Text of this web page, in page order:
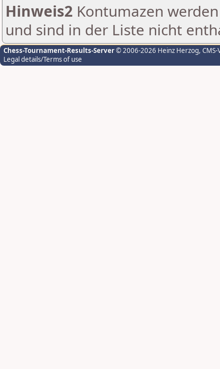
Hinweis2 Kontumazen
und sind in der Liste nicht
Chess-Tournament-Results-Server© 2006-2026 Heinz Herzog,
Legal details/Terms of use